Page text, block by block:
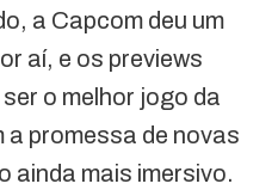
a Capcom deu um
aí, e os previews
o melhor jogo da
promessa de novas
ainda mais imersivo.